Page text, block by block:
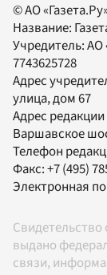
© АО
Название:
Учредитель:АО
7743625728
Адрес
улица, дом 67
Адрес
Варшавское
Телефон
Факс:+7 (495)
Электронная
выдано
связи,